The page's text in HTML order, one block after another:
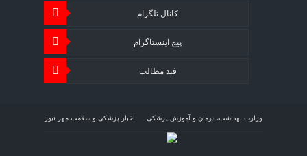
کانال تلگرام
پیج اینستاگرام
فید مطالب
وزارت بهداشت، درمان و آموزش پزشکی اخبار پزشکی و سلامت مهر نیوز
اخبار اقتصاد سلامت اقتصاد آنلاین